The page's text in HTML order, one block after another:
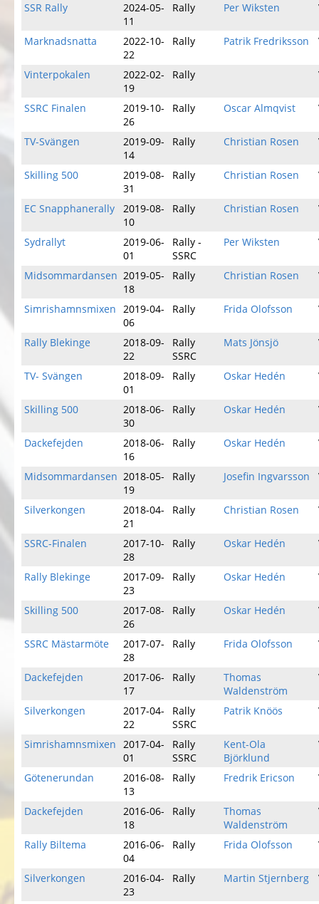
SSR Rally
2024-05-
11
Rally Per Wiksten
Marknadsnatta
2022-10-
22
Rally Patrik Fredriksson
Vinterpokalen
2022-02-
19
Rally
SSRC Finalen
2019-10-
26
Rally Oscar Almqvist
TV-Svängen
2019-09-
14
Rally Christian Rosen
Skilling 500
2019-08-
31
Rally Christian Rosen
EC Snapphanerally
2019-08-
10
Rally Christian Rosen
Sydrallyt
2019-06-
01
Rally -
SSRC
Per Wiksten
Midsommardansen 2019-05-
18
Rally Christian Rosen
Simrishamnsmixen 2019-04-
06
Rally Frida Olofsson
Rally Blekinge
2018-09-
22
Rally
SSRC
Mats Jönsjö
TV- Svängen
2018-09-
01
Rally Oskar Hedén
Skilling 500
2018-06-
30
Rally Oskar Hedén
Dackefejden
2018-06-
16
Rally Oskar Hedén
Midsommardansen 2018-05-
19
Rally Josefin Ingvarsson
Silverkongen
2018-04-
21
Rally Christian Rosen
SSRC-Finalen
2017-10-
28
Rally Oskar Hedén
Rally Blekinge
2017-09-
23
Rally Oskar Hedén
Skilling 500
2017-08-
26
Rally Oskar Hedén
SSRC Mästarmöte
2017-07-
28
Rally Frida Olofsson
Dackefejden
2017-06-
17
Rally
Thomas
Waldenström
Silverkongen
2017-04-
22
Rally
SSRC
Patrik Knöös
Simrishamnsmixen 2017-04-
01
Rally
SSRC
Kent-Ola
Björklund
Götenerundan
2016-08-
13
Rally Fredrik Ericson
Dackefejden
2016-06-
18
Rally
Thomas
Waldenström
Rally Biltema
2016-06-
04
Rally Frida Olofsson
Silverkongen
2016-04-
23
Rally Martin Stjernberg